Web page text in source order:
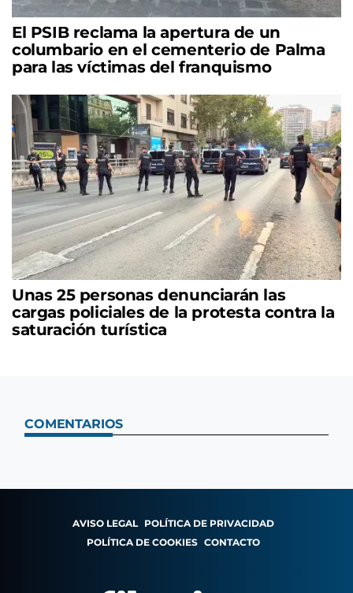
El PSIB reclama la apertura de un
columbario en el cementerio de Palma
para las víctimas del franquismo
Unas 25 personas denunciarán las
cargas policiales de la protesta contra la
saturación turística
COMENTARIOS
AVISO LEGAL POLÍTICA DE PRIVACIDAD
POLÍTICA DE COOKIES CONTACTO